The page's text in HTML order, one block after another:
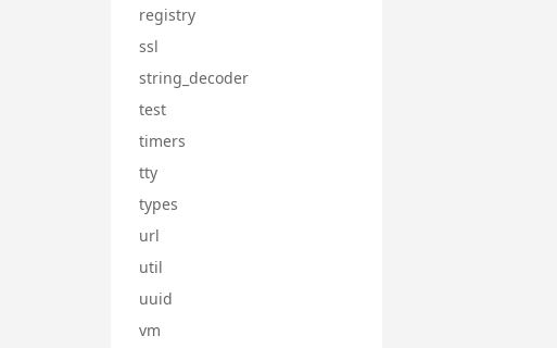
registry
ssl
string_decoder
test
timers
tty
types
url
util
uuid
vm